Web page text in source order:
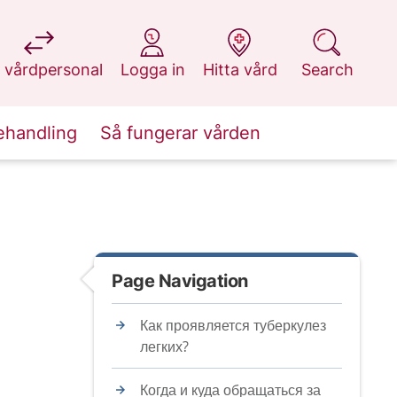
vårdpersonal
at 1177.se
Logga in
at 1177.se
Hitta vård
at 1177.se
Search
at 1177.se
Så fungerar vården
Page Navigation
Как проявляется туберкулез
легких?
Когда и куда обращаться за